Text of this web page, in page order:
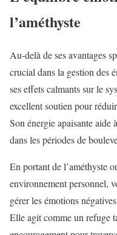
l’améthyste
Au-delà de ses avantages
crucial dans la gestion des
ses effets calmants sur le
excellent soutien pour
Son énergie apaisante aide
dans les périodes de
En portant de l’améthyste
environnement personnel,
gérer les émotions
Elle agit comme un refuge